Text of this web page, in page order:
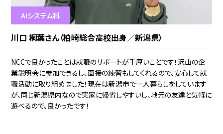
AIシステム科
川口 桐葉さん（柏崎総合高校出身／新潟県）
NCCで良かったことは就職のサポートが手厚いことです！沢山の企
業説明会に参加できるし、面接の練習もしてくれるので、安心して就
職活動に取り組めました！現在は新潟市で一人暮らしをしています
が、同じ新潟県内なので実家に帰省しやすいし、地元の友達と気軽に
遊べるので、良かったです！